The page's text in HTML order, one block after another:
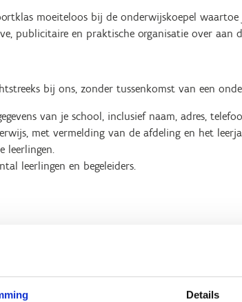
Details
moeiteloos bij de onderwijskoepel waartoe
publicitaire en praktische organisatie over aan
bij ons, zonder tussenkomst van een
van je school, inclusief naam, adres,
met vermelding van de afdeling en het
leerlingen.
leerlingen en begeleiders.